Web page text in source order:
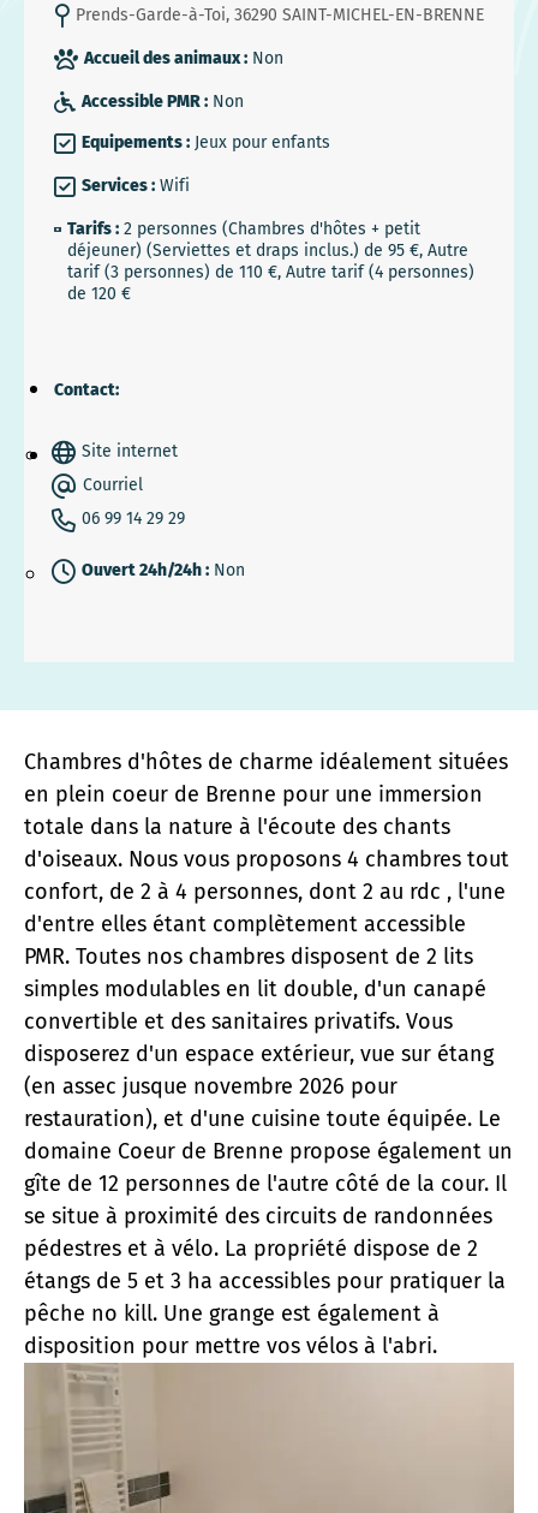
Prends-Garde-à-Toi, 36290 SAINT-MICHEL-EN-BRENNE
Accueil des animaux : Non
Accessible PMR : Non
Equipements : Jeux pour enfants
Services : Wifi
Tarifs : 2 personnes (Chambres d'hôtes + petit
déjeuner) (Serviettes et draps inclus.) de 95 €, Autre
tarif (3 personnes) de 110 €, Autre tarif (4 personnes)
de 120 €
Contact:
Site internet
Courriel
06 99 14 29 29
Ouvert 24h/24h :Non
Chambres d'hôtes de charme idéalement situées
en plein coeur de Brenne pour une immersion
totale dans la nature à l'écoute des chants
d'oiseaux. Nous vous proposons 4 chambres tout
confort, de 2 à 4 personnes, dont 2 au rdc , l'une
d'entre elles étant complètement accessible
PMR. Toutes nos chambres disposent de 2 lits
simples modulables en lit double, d'un canapé
convertible et des sanitaires privatifs. Vous
disposerez d'un espace extérieur, vue sur étang
(en assec jusque novembre 2026 pour
restauration), et d'une cuisine toute équipée. Le
domaine Coeur de Brenne propose également un
gîte de 12 personnes de l'autre côté de la cour. Il
se situe à proximité des circuits de randonnées
pédestres et à vélo. La propriété dispose de 2
étangs de 5 et 3 ha accessibles pour pratiquer la
pêche no kill. Une grange est également à
disposition pour mettre vos vélos à l'abri.